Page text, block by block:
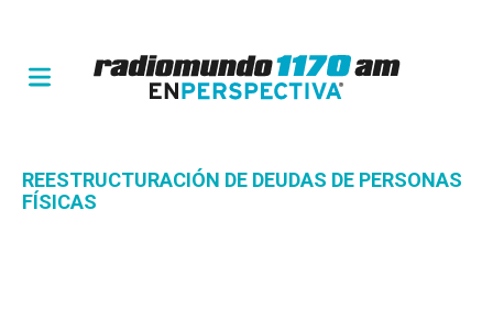
REESTRUCTURACIÓN DE DEUDAS DE PERSONAS
FÍSICAS